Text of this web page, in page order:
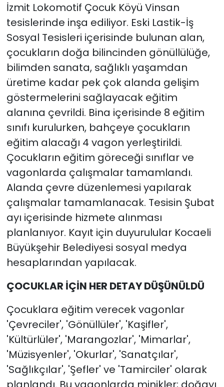
İzmit Lokomotif Çocuk Köyü Vinsan
tesislerinde inşa ediliyor. Eski Lastik-İş
Sosyal Tesisleri içerisinde bulunan alan,
çocukların doğa bilincinden gönüllülüğe,
bilimden sanata, sağlıklı yaşamdan
üretime kadar pek çok alanda gelişim
göstermelerini sağlayacak eğitim
alanına çevrildi. Bina içerisinde 8 eğitim
sınıfı kurulurken, bahçeye çocukların
eğitim alacağı 4 vagon yerleştirildi.
Çocukların eğitim göreceği sınıflar ve
vagonlarda çalışmalar tamamlandı.
Alanda çevre düzenlemesi yapılarak
çalışmalar tamamlanacak. Tesisin Şubat
ayı içerisinde hizmete alınması
planlanıyor. Kayıt için duyurulular Kocaeli
Büyükşehir Belediyesi sosyal medya
hesaplarından yapılacak.
ÇOCUKLAR İÇİN HER DETAY DÜŞÜNÜLDÜ
Çocuklara eğitim verecek vagonlar
'Çevreciler', 'Gönüllüler', 'Kaşifler',
'Kültürlüler', 'Marangozlar', 'Mimarlar',
'Müzisyenler', 'Okurlar', 'Sanatçılar',
'Sağlıkçılar', 'Şefler' ve 'Tamirciler' olarak